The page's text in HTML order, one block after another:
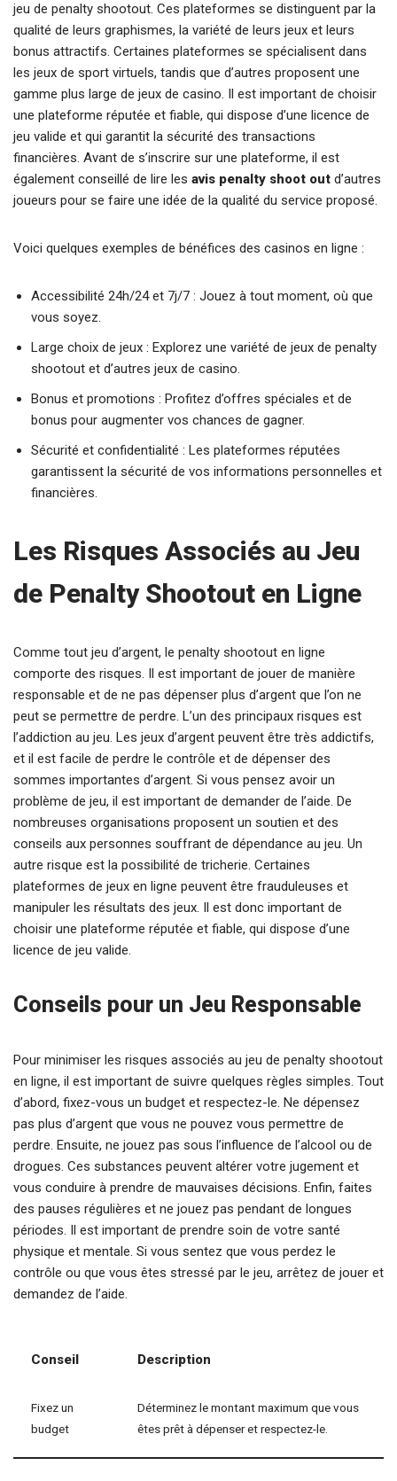
jeu de penalty shootout. Ces plateformes se distinguent par la
qualité de leurs graphismes, la variété de leurs jeux et leurs
bonus attractifs. Certaines plateformes se spécialisent dans
les jeux de sport virtuels, tandis que d’autres proposent une
gamme plus large de jeux de casino. Il est important de choisir
une plateforme réputée et fiable, qui dispose d’une licence de
jeu valide et qui garantit la sécurité des transactions
financières. Avant de s’inscrire sur une plateforme, il est
également conseillé de lire les avis penalty shoot out d’autres
joueurs pour se faire une idée de la qualité du service proposé.
Voici quelques exemples de bénéfices des casinos en ligne :
Accessibilité 24h/24 et 7j/7 : Jouez à tout moment, où que
vous soyez.
Large choix de jeux : Explorez une variété de jeux de penalty
shootout et d’autres jeux de casino.
Bonus et promotions : Profitez d’offres spéciales et de
bonus pour augmenter vos chances de gagner.
Sécurité et confidentialité : Les plateformes réputées
garantissent la sécurité de vos informations personnelles et
financières.
Les Risques Associés au Jeu
de Penalty Shootout en Ligne
Comme tout jeu d’argent, le penalty shootout en ligne
comporte des risques. Il est important de jouer de manière
responsable et de ne pas dépenser plus d’argent que l’on ne
peut se permettre de perdre. L’un des principaux risques est
l’addiction au jeu. Les jeux d’argent peuvent être très addictifs,
et il est facile de perdre le contrôle et de dépenser des
sommes importantes d’argent. Si vous pensez avoir un
problème de jeu, il est important de demander de l’aide. De
nombreuses organisations proposent un soutien et des
conseils aux personnes souffrant de dépendance au jeu. Un
autre risque est la possibilité de tricherie. Certaines
plateformes de jeux en ligne peuvent être frauduleuses et
manipuler les résultats des jeux. Il est donc important de
choisir une plateforme réputée et fiable, qui dispose d’une
licence de jeu valide.
Conseils pour un Jeu Responsable
Pour minimiser les risques associés au jeu de penalty shootout
en ligne, il est important de suivre quelques règles simples. Tout
d’abord, fixez-vous un budget et respectez-le. Ne dépensez
pas plus d’argent que vous ne pouvez vous permettre de
perdre. Ensuite, ne jouez pas sous l’influence de l’alcool ou de
drogues. Ces substances peuvent altérer votre jugement et
vous conduire à prendre de mauvaises décisions. Enfin, faites
des pauses régulières et ne jouez pas pendant de longues
périodes. Il est important de prendre soin de votre santé
physique et mentale. Si vous sentez que vous perdez le
contrôle ou que vous êtes stressé par le jeu, arrêtez de jouer et
demandez de l’aide.
Conseil Description
Fixez un
budget
Déterminez le montant maximum que vous
êtes prêt à dépenser et respectez-le.